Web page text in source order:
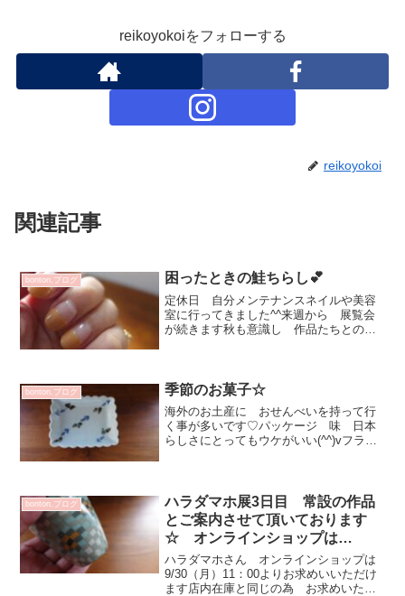
reikoyokoiをフォローする
reikoyokoi
関連記事
bonton.ブログ 困ったときの鮭ちらし💕
定休日 自分メンテナンスネイルや美容
室に行ってきました^^来週から 展覧会
が続きます秋も意識し 作品たちとの相
いい感じに乾燥したらす...
bonton.ブログ 季節のお菓子☆
海外のお土産に おせんべいを持って行
く事が多いです♡パッケージ 味 日本
らしさにとってもウケがいい(^^)vフラン
めに持参するので...
bonton.ブログ
ハラダマホ展3日目 常設の作品
とご案内させて頂いております
☆ オンラインショップは
9/30（月）11：00より
ハラダマホさん オンラインショップは
9/30（月）11：00よりお求めいいただけ
ます店内在庫と同じの為 お求めいただ